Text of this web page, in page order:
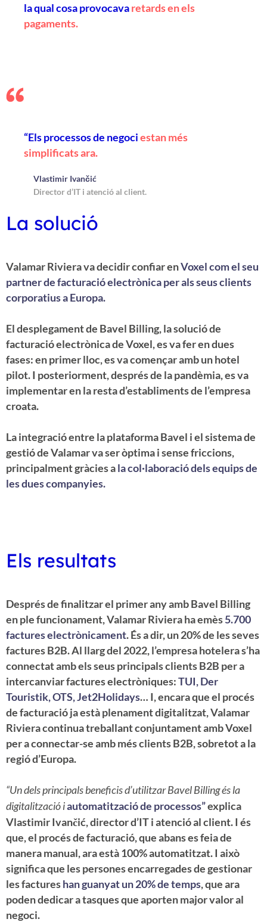
la qual cosa provocavaretards en els
pagaments.
“Els processos de negociestan més
simplificats ara.
Vlastimir Ivančić
Director d’IT i atenció al client.
La solució
Valamar Riviera va decidir confiar enVoxel com el seu
partner de facturació electrònica per als seus clients
corporatius a Europa.
El desplegament de Bavel Billing, la solució de
facturació electrònica de Voxel, es va fer en dues
fases: en primer lloc, es va començar amb un hotel
pilot. I posteriorment, després de la pandèmia, es va
implementar en la resta d’establiments de l’empresa
croata.
La integració entre la plataforma Bavel i el sistema de
gestió de Valamar va ser òptima i sense friccions,
principalment gràcies ala col·laboració dels equips de
les dues companyies.
Els resultats
Després de finalitzar el primer any amb Bavel Billing
en ple funcionament, Valamar Riviera ha emès5.700
factures electrònicament. És a dir, un 20% de les seves
factures B2B. Al llarg del 2022, l’empresa hotelera s’ha
connectat amb els seus principals clients B2B per a
intercanviar factures electròniques:TUI, Der
Touristik, OTS, Jet2Holidays… I, encara que el procés
de facturació ja està plenament digitalitzat, Valamar
Riviera continua treballant conjuntament amb Voxel
per a connectar-se amb més clients B2B, sobretot a la
regió d’Europa.
“Un dels principals beneficis d’utilitzar Bavel Billing és la
digitalització iautomatització de processos”explica
Vlastimir Ivančić, director d’IT i atenció al client. I és
que, el procés de facturació, que abans es feia de
manera manual, ara està 100% automatitzat. I això
significa que les persones encarregades de gestionar
les factureshan guanyat un 20% de temps, que ara
poden dedicar a tasques que aporten major valor al
negoci.